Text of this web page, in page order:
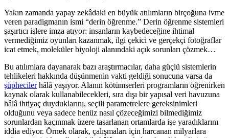
Yakın zamanda yapay zekâdaki en büyük atılımların birçoğuna ivme
veren paradigmanın ismi “derin öğrenme.” Derin öğrenme sistemleri
şaşırtıcı işlere imza atıyor: insanların kaybedeceğine ihtimal
vermediğimiz oyunları kazanmak, ilgi çekici ve gerçekçi fotoğraflar
icat etmek, moleküler biyoloji alanındaki açık sorunları çözmek…
Bu atılımlara dayanarak bazı araştırmacılar, daha güçlü sistemlerin
tehlikeleri hakkında düşünmenin vakti geldiği sonucuna varsa da
şüphecilerhâlâ yaşıyor. Alanın kötümserleri programların öğrenirken
kaynak olarak kullanabilecekleri, sıra dışı bir yapısal veri havuzuna
hâlâ ihtiyaç duyduklarını, seçili parametrelere gereksinimleri
olduğunu veya sadece henüz nasıl çözeceğimizi bilmediğimiz
sorunlardan kaçınmak üzere tasarlanan ortamlarda işe yaradıklarını
iddia ediyor. Örnek olarak, çalışmaları için harcanan milyarlara